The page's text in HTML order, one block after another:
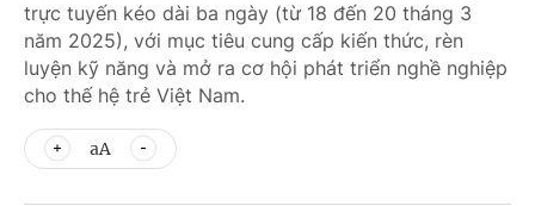
trực tuyến kéo dài ba ngày (từ 18 đến 20 tháng 3
năm 2025), với mục tiêu cung cấp kiến thức, rèn
luyện kỹ năng và mở ra cơ hội phát triển nghề nghiệp
cho thế hệ trẻ Việt Nam.
aA